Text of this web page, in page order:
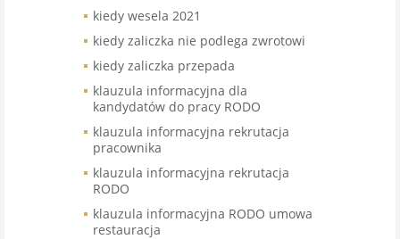
kiedy wesela 2021
kiedy zaliczka nie podlega zwrotowi
kiedy zaliczka przepada
klauzula informacyjna dla
kandydatów do pracy RODO
klauzula informacyjna rekrutacja
pracownika
klauzula informacyjna rekrutacja
RODO
klauzula informacyjna RODO umowa
restauracja